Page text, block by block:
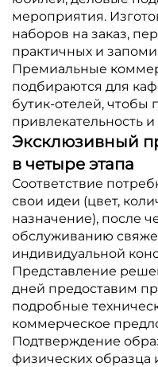
мероприятия.
наборов на заказ,
практичных и
Премиальные
подбираются для
бутик-отелей, чтобы
привлекательность
Эксклюзивный
в четыре этапа
Соответствие
свои идеи (цвет,
назначение), после
обслуживанию
индивидуальной
Представление
дней предоставим
подробные
коммерческое
Подтверждение
физических образца